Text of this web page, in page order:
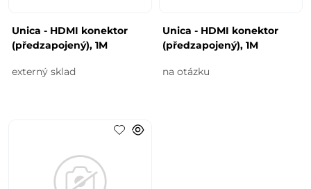
Unica - HDMI konektor
(předzapojený), 1M
externý sklad
Unica - HDMI konektor
(předzapojený), 1M
na otázku